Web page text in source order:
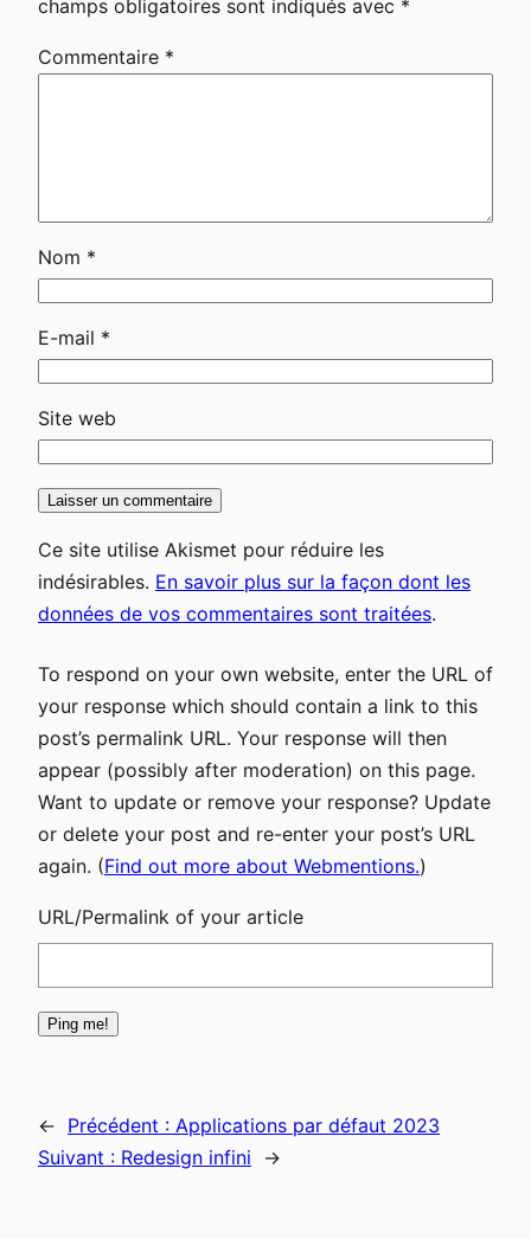
champs obligatoires sont indiqués avec *
Commentaire *
Nom *
E-mail *
Site web
Ce site utilise Akismet pour réduire les
indésirables. En savoir plus sur la façon dont les
données de vos commentaires sont traitées.
To respond on your own website, enter the URL of
your response which should contain a link to this
post’s permalink URL. Your response will then
appear (possibly after moderation) on this page.
Want to update or remove your response? Update
or delete your post and re-enter your post’s URL
again. (Find out more about Webmentions.)
URL/Permalink of your article
← Précédent : Applications par défaut 2023
Suivant : Redesign infini →